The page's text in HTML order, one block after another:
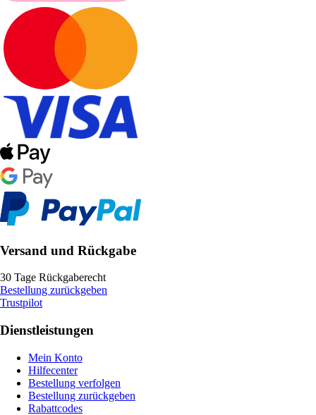
Versand und Rückgabe
30 Tage Rückgaberecht
Bestellung zurückgeben
Trustpilot
Dienstleistungen
Mein Konto
Hilfecenter
Bestellung verfolgen
Bestellung zurückgeben
Rabattcodes